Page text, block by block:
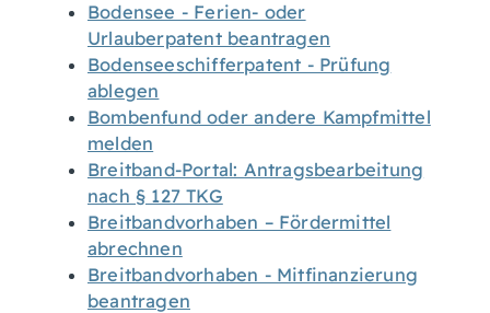
Bodensee - Ferien- oder
Urlauberpatent beantragen
Bodenseeschifferpatent - Prüfung
ablegen
Bombenfund oder andere Kampfmittel
melden
Breitband-Portal: Antragsbearbeitung
nach § 127 TKG
Breitbandvorhaben – Fördermittel
abrechnen
Breitbandvorhaben - Mitfinanzierung
beantragen